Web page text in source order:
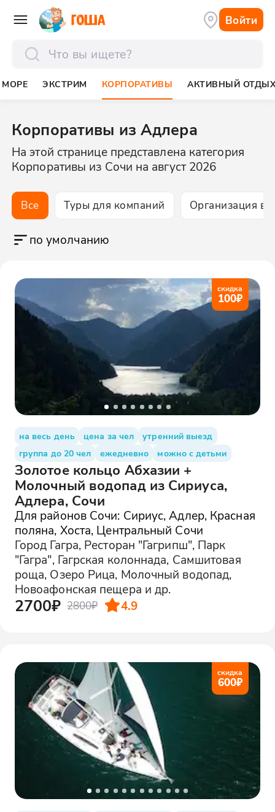
Войти
МОРЕ ЭКСТРИМ КОРПОРАТИВЫ АКТИВНЫЙ
Корпоративы из Адлера
На этой странице представлена категория
Корпоративы из Сочи на август 2026
Все Туры для компаний Организация
по умолчанию
скидка
100₽
на весь день цена за чел
утренний выезд
группа до 20 чел
ежедневно можно с детьми
Золотое кольцо Абхазии +
Молочный водопад из Сириуса,
Адлера, Сочи
Для районов Сочи: Сириус, Адлер, Красная
поляна, Хоста, Центральный Сочи
Город Гагра, Ресторан "Гагрипш", Парк
"Гагра", Гагрская колоннада, Самшитовая
роща, Озеро Рица, Молочный водопад,
Новоафонская пещера и др.
2700₽ 2800₽ 4.9
скидка
600₽